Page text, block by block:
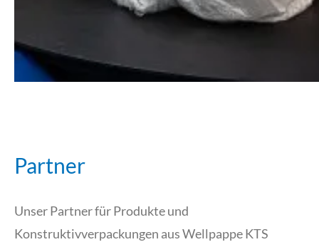
Partner
Unser Partner für Produkte und
Konstruktivverpackungen aus Wellpappe KTS